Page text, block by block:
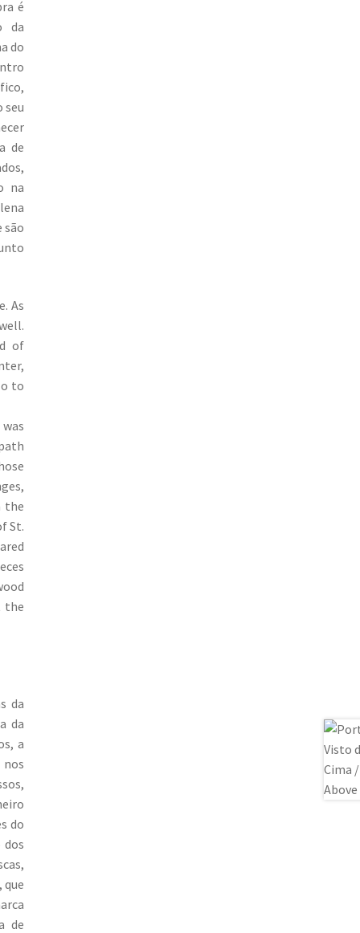
é
da
do
seu
de
na
são
As
of
to
the
St.
the
da
da
a
nos
do
de